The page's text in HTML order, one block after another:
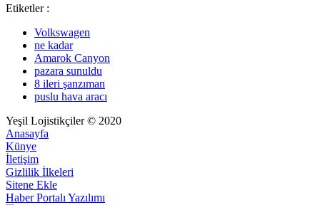
Etiketler :
Volkswagen
ne kadar
Amarok Canyon
pazara sunuldu
8 ileri şanzıman
puslu hava aracı
Yeşil Lojistikçiler © 2020
Anasayfa
Künye
İletişim
Gizlilik İlkeleri
Sitene Ekle
Haber Portalı Yazılımı